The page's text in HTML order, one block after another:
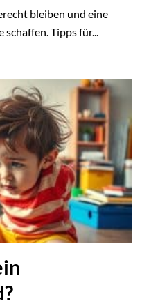
bleiben und eine
Tipps für...